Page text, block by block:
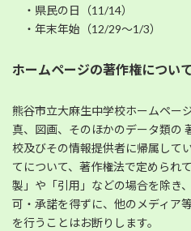
・県民の日（11/14）
・年末年始（12/29～1/3）
ホームページの著作権につい
熊谷市立大麻生中学校ホームペー
真、図画、そのほかのデータ類の
校及びその情報提供者に帰属して
てについて、著作権法で定められ
製」や「引用」などの場合を除き
可・承諾を得ずに、他のメディア
を行うことはお断りします。